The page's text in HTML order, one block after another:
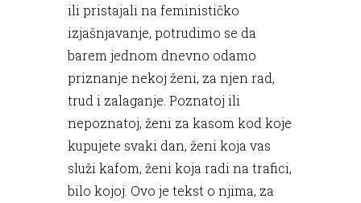
ili pristajali na feminističko
izjašnjavanje, potrudimo se da
barem jednom dnevno odamo
priznanje nekoj ženi, za njen rad,
trud i zalaganje. Poznatoj ili
nepoznatoj, ženi za kasom kod koje
kupujete svaki dan, ženi koja vas
služi kafom, ženi koja radi na trafici,
bilo kojoj. Ovo je tekst o njima, za